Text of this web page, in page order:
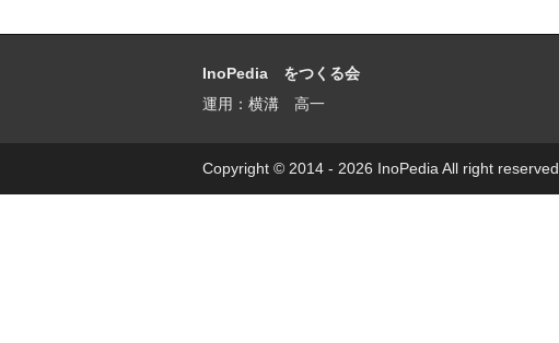
InoPedia をつくる会
運用：横溝 高一
Copyright © 2014 - 2026 InoPedia All right reserved.